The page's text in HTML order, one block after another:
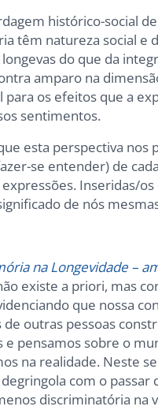
histórico-social
têm natureza social e
do que da
amparo na
os efeitos que a
sentimentos.
esta perspectiva nos
se entender) de
Inseridas/
de nós
na Longevidade –
existe a priori, mas
que nossa
de outras pessoas
e pensamos sobre o
na realidade. Neste
com o
discriminatória na